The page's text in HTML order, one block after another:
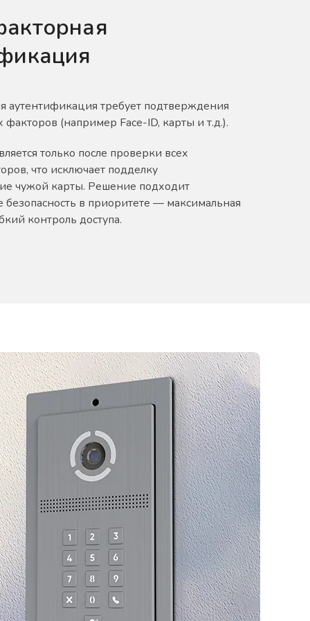
аутентификация требует подтверждения
факторов (например Face-ID, карты и т.д.).
только после проверки всех
что исключает подделку
чужой карты. Решение подходит
безопасность в приоритете — максимальная
контроль доступа.